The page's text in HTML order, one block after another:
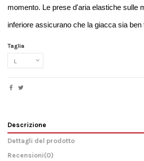
momento. Le prese d'aria elastiche sulle
inferiore assicurano che la giacca sia ben
Taglia
Descrizione
Dettagli del prodotto
Recensioni(0)